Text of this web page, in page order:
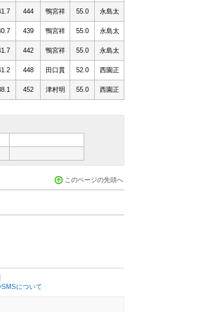
444 鴨宮祥 55.0 永島太
439 鴨宮祥 55.0 永島太
442 鴨宮祥 55.0 永島太
448 田口貫 52.0 西園正
452 津村明 55.0 西園正
このページの先頭へ
SMSについて